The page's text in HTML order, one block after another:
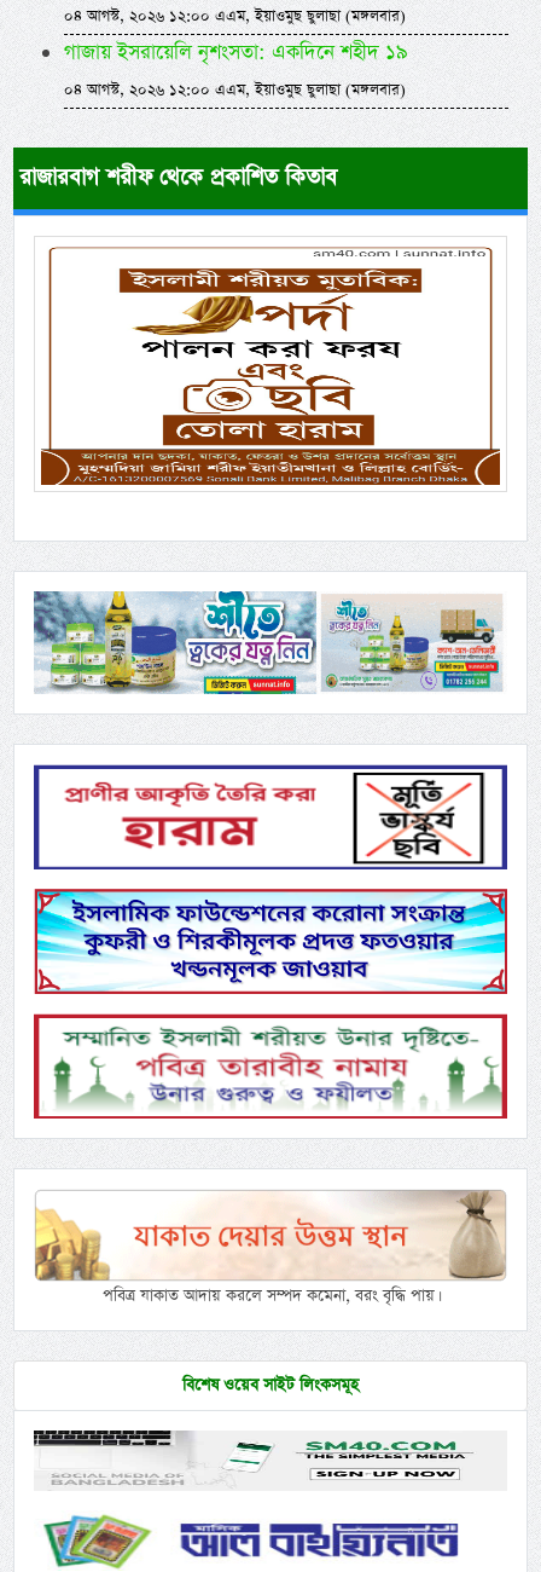
০৪ আগস্ট, ২০২৬ ১২:০০ এএম, ইয়াওমুছ ছুলাছা (মঙ্গলবার)
গাজায় ইসরায়েলি নৃশংসতা: একদিনে শহীদ ১৯
০৪ আগস্ট, ২০২৬ ১২:০০ এএম, ইয়াওমুছ ছুলাছা (মঙ্গলবার)
রাজারবাগ শরীফ থেকে প্রকাশিত কিতাব
পবিত্র যাকাত আদায় করলে সম্পদ কমেনা, বরং বৃদ্ধি পায়।
বিশেষ ওয়েব সাইট লিংকসমূহ